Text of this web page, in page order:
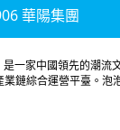
華陽集團
是一家中國領先的潮
鏈綜合運營平臺。